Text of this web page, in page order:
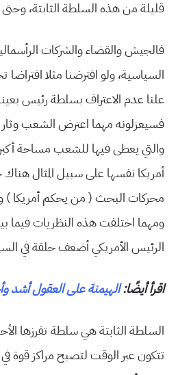
قلیلة من هذه السلطة الثابتة، وحتى
فالجیش والقضاء والشركات
السیاسیة، ولو افترضنا مثلا
علنا عدم الاعتراف بسلطة رئیس
فسیعزلونه مهما اعترض الشعب وثار
والتي یعطى فیها للشعب مساحة أكبر
أمریكا نفسها على سبیل المثال
محركات البحث ( من یحكم أمریكا )
ومهما اختلفت هذه النظریات فیما
الرئیس الأمریكي أضعف حلقة في
اقرأ أيضًا:الهيمنة على العقول أشد
السلطة الثابتة هي سلطة تفرزها
تتكون عبر الوقت لتصبح مراكز قوة في